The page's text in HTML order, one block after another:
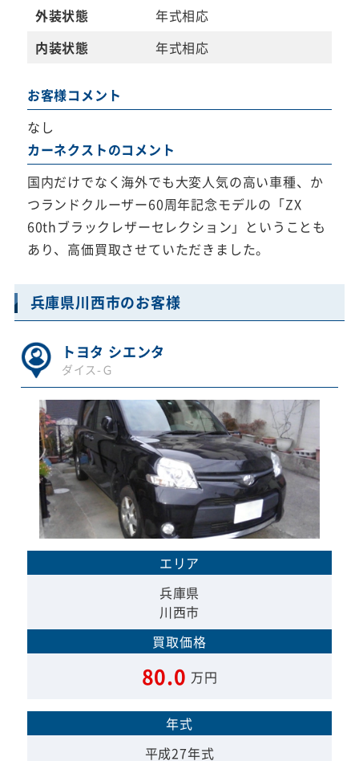
外装状態
年式相応
内装状態
年式相応
お客様コメント
なし
カーネクストのコメント
国内だけでなく海外でも大変人気の高い車種、か
つランドクルーザー60周年記念モデルの「ZX
60thブラックレザーセレクション」ということも
あり、高価買取させていただきました。
兵庫県川西市のお客様
トヨタ シエンタ
ダイス-Ｇ
エリア
兵庫県
川西市
買取価格
80.0 万円
年式
平成27年式